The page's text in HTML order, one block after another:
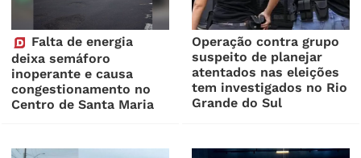
Falta de energia
deixa semáforo
inoperante e causa
congestionamento no
Centro de Santa Maria
Operação contra grupo
suspeito de planejar
atentados nas eleições
tem investigados no Rio
Grande do Sul